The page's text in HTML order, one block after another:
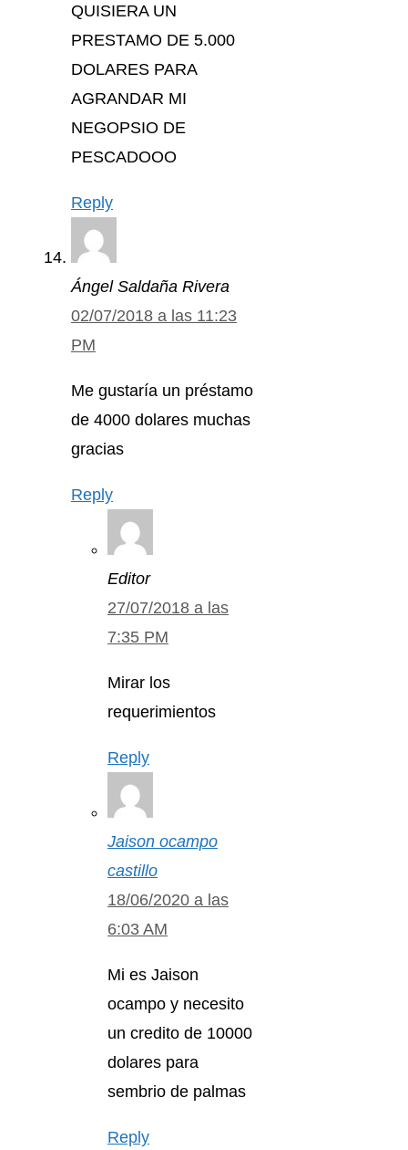
QUISIERA UN
PRESTAMO DE 5.000
DOLARES PARA
AGRANDAR MI
NEGOPSIO DE
PESCADOOO
Reply
Ángel Saldaña Rivera
02/07/2018 a las 11:23
PM
Me gustaría un préstamo
de 4000 dolares muchas
gracias
Reply
Editor
27/07/2018 a las
7:35 PM
Mirar los
requerimientos
Reply
Jaison ocampo
castillo
18/06/2020 a las
6:03 AM
Mi es Jaison
ocampo y necesito
un credito de 10000
dolares para
sembrio de palmas
Reply